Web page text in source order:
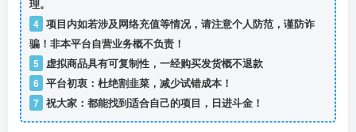
理。
4 项目内如若涉及网络充值等情况，请注意个人防范，谨防诈
骗！非本平台自营业务概不负责！
5
虚拟商品具有可复制性，一经购买发货概不退款
6 平台初衷：杜绝割韭菜，减少试错成本！
7 祝大家：都能找到适合自己的项目，日进斗金！